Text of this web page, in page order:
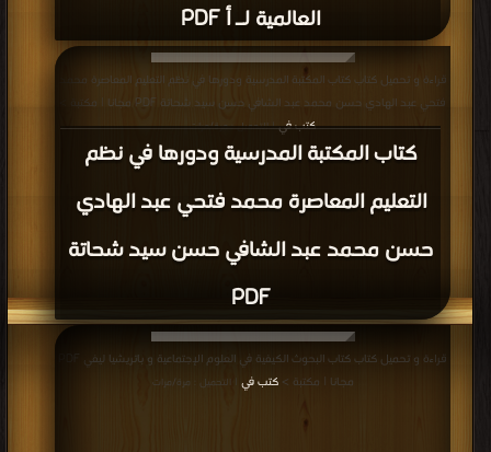
العالمية لـ أ PDF
كتاب المكتبة المدرسية ودورها في نظم
التعليم المعاصرة محمد فتحي عبد الهادي
حسن محمد عبد الشافي حسن سيد شحاتة
PDF
قراءة و تحميل كتاب كتاب المكتبة المدرسية ودورها في نظم التعليم المعاصرة محمد
فتحي عبد الهادي حسن محمد عبد الشافي حسن سيد شحاتة PDF مجانا | مكتبة >
كتب في| التحميل : مرة/مرات
مجانا | مكتبة >كتب في | التحميل : مرة/مرات